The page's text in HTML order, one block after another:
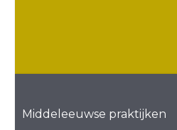
Middeleeuwse praktijken